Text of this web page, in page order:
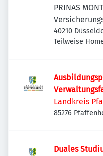
PRINAS
40210
Teilweise
Landkreis
85276
Duales